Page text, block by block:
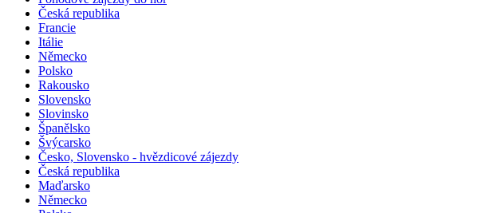
Česká republika
Francie
Itálie
Německo
Polsko
Rakousko
Slovensko
Slovinsko
Španělsko
Švýcarsko
Česko, Slovensko - hvězdicové zájezdy
Česká republika
Maďarsko
Německo